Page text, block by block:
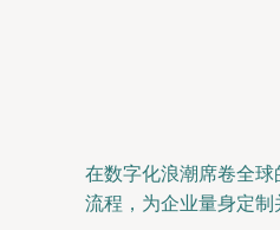
在数字化浪潮席卷全
流程，为企业量身定制